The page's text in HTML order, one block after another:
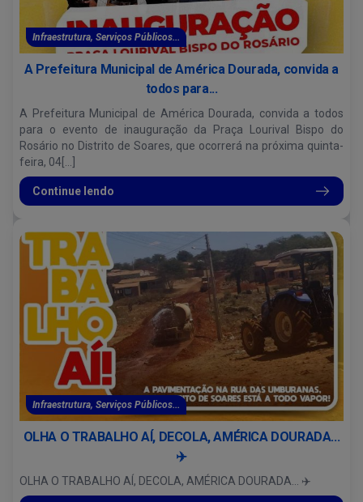
Infraestrutura, Serviços Públicos...
A Prefeitura Municipal de América Dourada, convida a
todos para...
A Prefeitura Municipal de América Dourada, convida a todos
para o evento de inauguração da Praça Lourival Bispo do
Rosário no Distrito de Soares, que ocorrerá na próxima quinta-
feira, 04[...]
Continue lendo
Infraestrutura, Serviços Públicos...
OLHA O TRABALHO AÍ, DECOLA, AMÉRICA DOURADA...
✈️
OLHA O TRABALHO AÍ, DECOLA, AMÉRICA DOURADA... ✈️